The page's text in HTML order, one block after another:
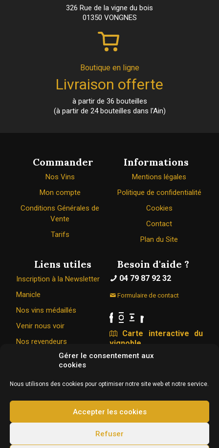
Gérer le consentement aux
cookies
Nous utilisons des cookies pour optimiser notre site web et notre service.
Accepter les cookies
Refuser
326 Rue de la vigne du bois
01350 VONGNES
Boutique en ligne
Livraison offerte
à partir de 36 bouteilles
(à partir de 24 bouteilles dans l'Ain)
Commander
Nos Vins
Mon compte
Conditions Générales de
Vente
Tarifs
Informations
Mentions légales
Politique de confidentialité
Cookies
Contact
Plan du Site
Liens utiles
Inscription à la Newsletter
Manicle
Nos vins médaillés
Venir nous voir
Nos revendeurs
Besoin d'aide ?
04 79 87 92 32
Formulaire de contact
Carte interactive du
vignoble
Le Caveau Bugiste © 1967 - 2026
326 Rue de la vigne du bois 01350 VONGNES
Conception & hébergement : Agence Web Adventury
consommer avec modération.